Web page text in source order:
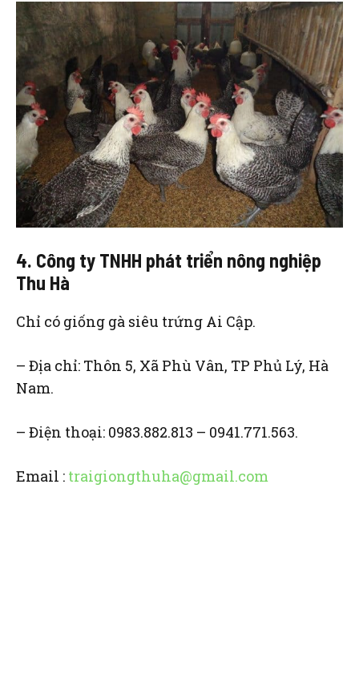
4. Công ty TNHH phát triển nông nghiệp
Thu Hà
Chỉ có giống gà siêu trứng Ai Cập.
– Địa chỉ: Thôn 5, Xã Phù Vân, TP Phủ Lý, Hà
Nam.
– Điện thoại: 0983.882.813 – 0941.771.563.
Email : traigiongthuha@gmail.com